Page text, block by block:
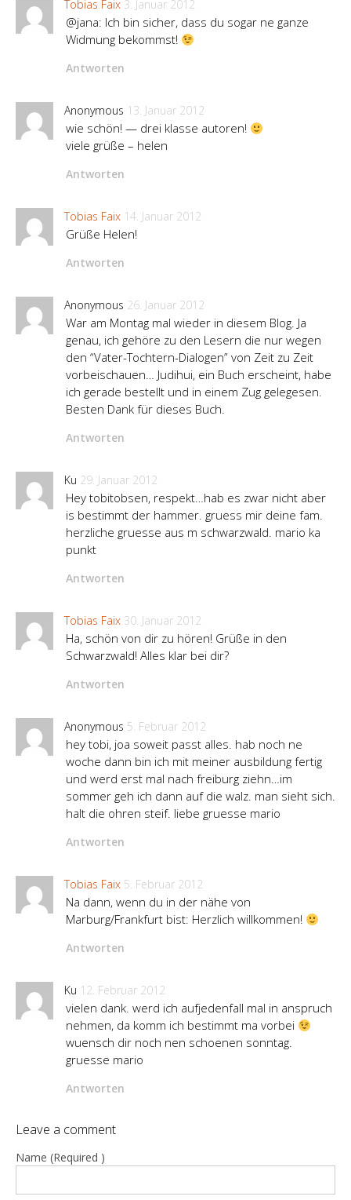
Tobias Faix 3. Januar 2012
@jana: Ich bin sicher, dass du sogar ne ganze
Widmung bekommst!
Antworten
Anonymous 13. Januar 2012
wie schön! — drei klasse autoren!
viele grüße – helen
Antworten
Tobias Faix 14. Januar 2012
Grüße Helen!
Antworten
Anonymous 26. Januar 2012
War am Montag mal wieder in diesem Blog. Ja
genau, ich gehöre zu den Lesern die nur wegen
den “Vater-Tochtern-Dialogen” von Zeit zu Zeit
vorbeischauen… Judihui, ein Buch erscheint, habe
ich gerade bestellt und in einem Zug gelegesen.
Besten Dank für dieses Buch.
Antworten
Ku 29. Januar 2012
Hey tobitobsen, respekt…hab es zwar nicht aber
is bestimmt der hammer. gruess mir deine fam.
herzliche gruesse aus m schwarzwald. mario ka
punkt
Antworten
Tobias Faix 30. Januar 2012
Ha, schön von dir zu hören! Grüße in den
Schwarzwald! Alles klar bei dir?
Antworten
Anonymous 5. Februar 2012
hey tobi, joa soweit passt alles. hab noch ne
woche dann bin ich mit meiner ausbildung fertig
und werd erst mal nach freiburg ziehn…im
sommer geh ich dann auf die walz. man sieht sich.
halt die ohren steif. liebe gruesse mario
Antworten
Tobias Faix 5. Februar 2012
Na dann, wenn du in der nähe von
Marburg/Frankfurt bist: Herzlich willkommen!
Antworten
Ku 12. Februar 2012
vielen dank. werd ich aufjedenfall mal in anspruch
nehmen, da komm ich bestimmt ma vorbei
wuensch dir noch nen schoenen sonntag.
gruesse mario
Antworten
Leave a comment
Name (Required )